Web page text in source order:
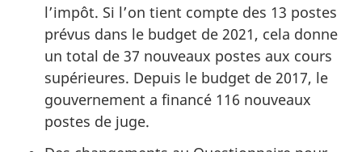
l’impôt. Si l’on tient compte des 13 postes
prévus dans le budget de 2021, cela donne
un total de 37 nouveaux postes aux cours
supérieures. Depuis le budget de 2017, le
gouvernement a financé 116 nouveaux
postes de juge.